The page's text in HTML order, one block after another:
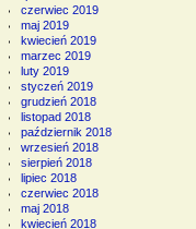
czerwiec 2019
maj 2019
kwiecień 2019
marzec 2019
luty 2019
styczeń 2019
grudzień 2018
listopad 2018
październik 2018
wrzesień 2018
sierpień 2018
lipiec 2018
czerwiec 2018
maj 2018
kwiecień 2018